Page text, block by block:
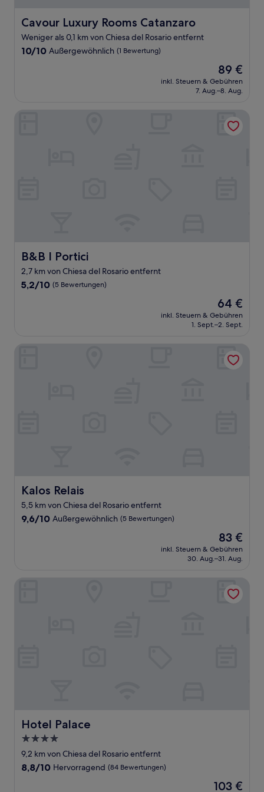
Cavour Luxury Rooms Catanzaro
Cavour Luxury Rooms Catanzaro
Weniger als 0,1 km von Chiesa del Rosario entfernt
10.0
10/10 Außergewöhnlich (1 Bewertung)
Der
Preis
beträgt
89 €
inkl. Steuern & Gebühren
7. Aug.–8. Aug.
B&B I Portici
B&B I Portici
2,7 km von Chiesa del Rosario entfernt
5.2
5,2/10 (5 Bewertungen)
Der
Preis
beträgt
64 €
inkl. Steuern & Gebühren
1. Sept.–2. Sept.
Kalos Relais
Kalos Relais
5,5 km von Chiesa del Rosario entfernt
9.6
9,6/10 Außergewöhnlich (5 Bewertungen)
Der
Preis
beträgt
83 €
inkl. Steuern & Gebühren
30. Aug.–31. Aug.
Hotel Palace
Hotel Palace
4.0-
Sterne-
Unterkunft
9,2 km von Chiesa del Rosario entfernt
8.8
8,8/10 Hervorragend (84 Bewertungen)
Der
103 €